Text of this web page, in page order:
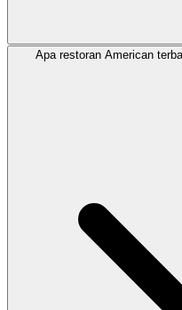
Apa restoran American